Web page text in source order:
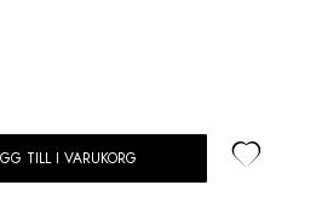
TILL I VARUKORG